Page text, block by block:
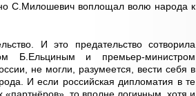
С.Милошевич воплощал волю народа к
И это предательство сотворила
Б.Ельциным и премьер-министром
не могли, разумеется, вести себя в
И если российская дипломатия в те